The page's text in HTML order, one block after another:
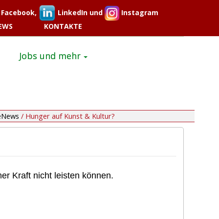
Facebook, LinkedIn und
Instagram
KONTAKTE
Jobs und mehr
/ Hunger auf Kunst & Kultur?
Kraft nicht leisten können.